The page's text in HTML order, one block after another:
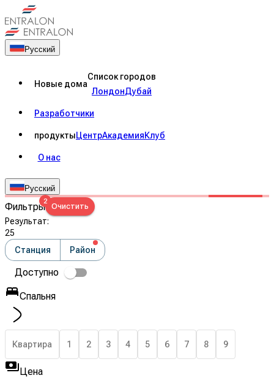
Русский
Новые дома
Список городов
ЛондонДубай
Разработчики
продуктыЦентрАкадемияКлуб
О нас
Русский
Фильтры2
Очистить
Результат:
25
Станция
Район
Доступно
Спальня
Квартира 1 2 3 4 5 6 7 8 9
Цена